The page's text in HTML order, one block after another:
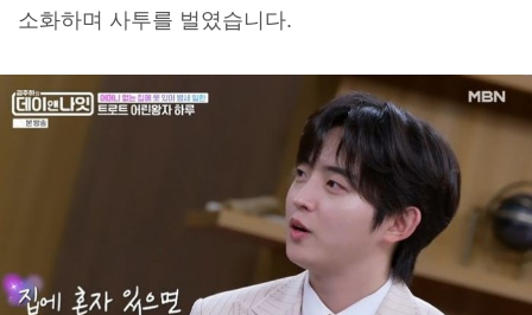
소화하며 사투를 벌였습니다.